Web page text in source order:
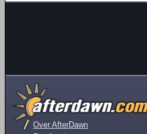
Over AfterDawn